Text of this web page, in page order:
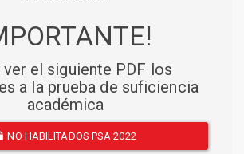
ver el siguiente PDF los
a la prueba de suficiencia
académica
NO HABILITADOS PSA 2022